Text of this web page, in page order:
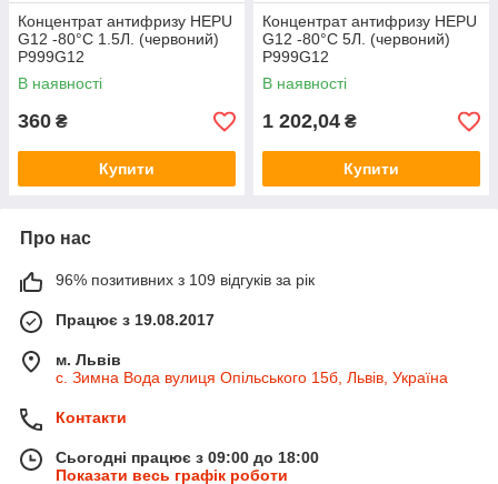
Концентрат антифризу HEPU
G12 -80°C 1.5Л. (червоний)
P999G12
В наявності
360 ₴
Купити
Концентрат антифризу HEPU
G12 -80°C 5Л. (червоний)
P999G12
В наявності
1 202,04 ₴
Купити
Про нас
96% позитивних з 109 відгуків за рік
Працює з 19.08.2017
м. Львів
с. Зимна Вода вулиця Опільського 15б, Львів, Україна
Контакти
Сьогодні працює з 09:00 до 18:00
Показати весь графік роботи